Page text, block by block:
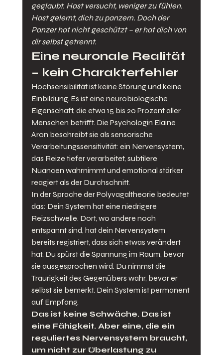
geglaubt. Hast versucht, weniger zu fühlen.
Hast gelernt, dich zu panzern. Doch der
Panzer hat nicht geschützt – er hat dich von
dir selbst getrennt.
Eine neuronale Realität
– kein Charakterfehler
Hochsensibilität ist keine Störung und keine
Einbildung. Es ist eine neurobiologische
Eigenschaft, die etwa 15 bis 20 Prozent aller
Menschen betrifft. Die Psychologin Elaine
Aron beschreibt sie als sensorische
Verarbeitungssensitivität: ein Nervensystem,
das Reize tiefer verarbeitet, subtilere
Nuancen wahrnimmt und emotional stärker
reagiert als der Durchschnitt.
In der Sprache der Polyvagaltheorie bedeutet
das: Dein System hat eine niedrigere
Reizschwelle. Dort, wo andere noch
entspannt sind, hat dein Nervensystem
bereits registriert, dass sich etwas verändert
hat. Du spürst die Spannung im Raum, bevor
sie ausgesprochen wird. Du nimmst die
Traurigkeit des Gegenübers wahr, bevor er
selbst sie bemerkt. Dein System ist permanent
auf Empfang.
Das ist keine Schwäche. Das ist
eine Fähigkeit. Aber eine, die ein
reguliertes Nervensystem braucht,
um nicht zur Überlastung zu